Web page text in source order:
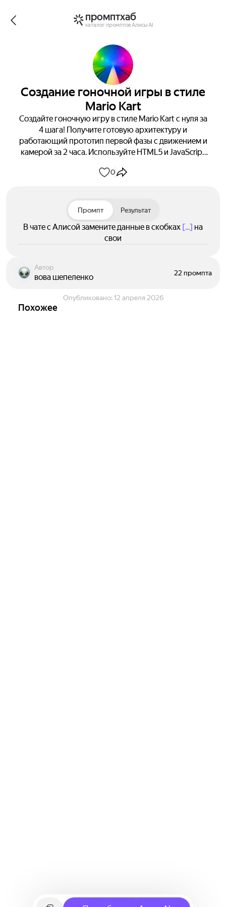
промптхаб
каталог промптов Алисы AI
Создание гоночной игры в стиле
Mario Kart
Создайте гоночную игру в стиле Mario Kart с нуля за
4 шага! Получите готовую архитектуру и
работающий прототип первой фазы с движением и
камерой за 2 часа. Используйте HTML5 и JavaScript
реалистичной физикой и графикой.
0
Промпт Результат
В чате с Алисой замените данные в скобках [...] на
свои
Автор
вова шепеленко 22 промпта
Опубликовано: 12 апреля 2026
Похожее